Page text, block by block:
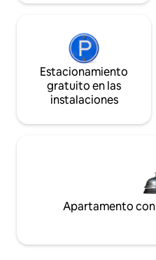
Estacionamiento
gratuito en las
instalaciones
Apartamento